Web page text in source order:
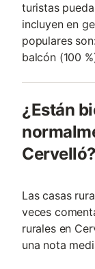
turistas
incluyen en
populares
balcón (100
¿Están
Cervelló?
Las casas
veces
rurales en
una nota